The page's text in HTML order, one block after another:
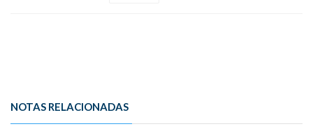
NOTAS RELACIONADAS